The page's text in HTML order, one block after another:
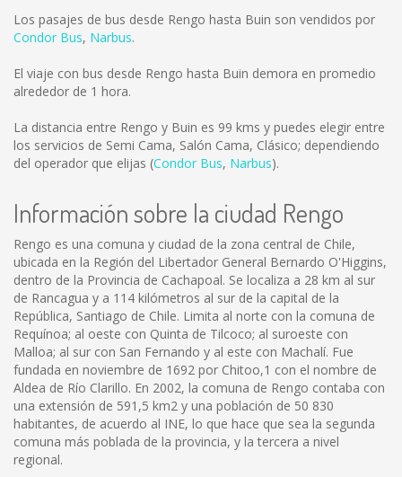
Los pasajes de bus desde Rengo hasta Buin son vendidos por
Condor Bus, Narbus.
El viaje con bus desde Rengo hasta Buin demora en promedio
alrededor de 1 hora.
La distancia entre Rengo y Buin es 99 kms y puedes elegir entre
los servicios de Semi Cama, Salón Cama, Clásico; dependiendo
del operador que elijas (Condor Bus, Narbus).
Información sobre la ciudad Rengo
Rengo es una comuna y ciudad de la zona central de Chile,
ubicada en la Región del Libertador General Bernardo O'Higgins,
dentro de la Provincia de Cachapoal. Se localiza a 28 km al sur
de Rancagua y a 114 kilómetros al sur de la capital de la
República, Santiago de Chile. Limita al norte con la comuna de
Requínoa; al oeste con Quinta de Tilcoco; al suroeste con
Malloa; al sur con San Fernando y al este con Machalí. Fue
fundada en noviembre de 1692 por Chitoo,1 con el nombre de
Aldea de Río Clarillo. En 2002, la comuna de Rengo contaba con
una extensión de 591,5 km2 y una población de 50 830
habitantes, de acuerdo al INE, lo que hace que sea la segunda
comuna más poblada de la provincia, y la tercera a nivel
regional.